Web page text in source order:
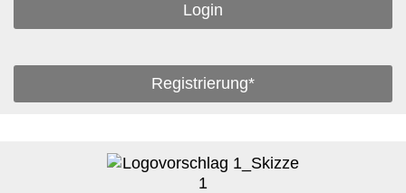
Login
Registrierung*